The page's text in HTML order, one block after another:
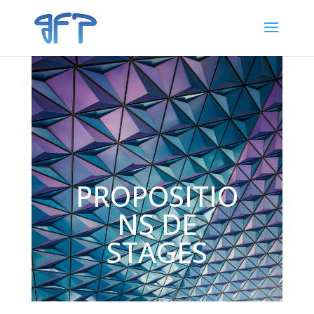
PROPOSITIO
NS DE
STAGES